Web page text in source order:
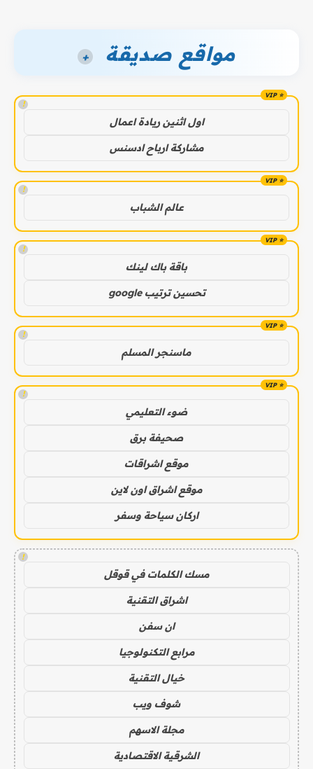
مواقع صديقة +
!
اول اثنين ريادة اعمال
مشاركة ارباح ادسنس
!
عالم الشباب
!
باقة باك لينك
تحسين ترتيب google
!
ماسنجر المسلم
!
ضوء التعليمي
صحيفة برق
موقع اشراقات
موقع اشراق اون لاين
اركان سياحة وسفر
!
مسك الكلمات في قوقل
اشراق التقنية
ان سفن
مرابع التكنولوجيا
خيال التقنية
شوف ويب
مجلة الاسهم
الشرقية الاقتصادية